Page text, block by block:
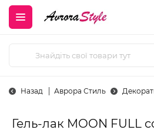
Назад Аврора Стиль
Гель-лак MOON FULL